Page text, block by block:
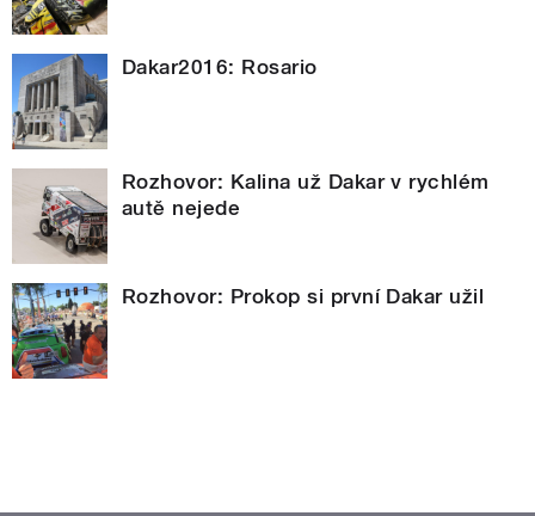
Dakar2016: Rosario
Rozhovor: Kalina už Dakar v rychlém
autě nejede
Rozhovor: Prokop si první Dakar užil